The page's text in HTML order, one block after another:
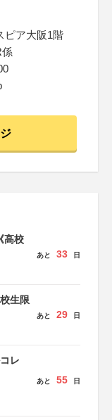
ピア大阪1階
係
高校
あと 33 日
生限
あと 29 日
レ
あと 55 日